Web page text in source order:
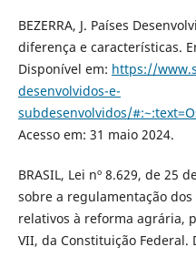
BEZERRA, J. Países
diferença e características.
Disponível em: https://
desenvolvidos-e-
subdesenvolvidos/
Acesso em: 31 maio 2024.
BRASIL, Lei nº 8.629, de 25
sobre a regulamentação
relativos à reforma agrária,
VII, da Constituição